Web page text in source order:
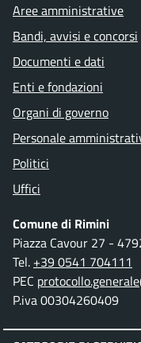
Aree amministrative
Bandi, avvisi e concorsi
Documenti e dati
Enti e fondazioni
Organi di governo
Personale
Politici
Uffici
Comune di Rimini
Piazza Cavour 27 -
Tel. +39 0541 704111
PEC
P.iva 00304260409